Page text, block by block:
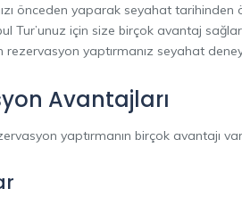
önceden yaparak seyahat tarihinden
Tur’unuz için size birçok avantaj
rezervasyon yaptırmanız seyahat
Avantajları
yaptırmanın birçok avantajı